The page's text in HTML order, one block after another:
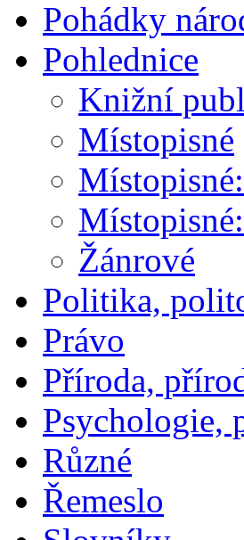
Pohádky
Pohlednice
Knižní
Místopisné
Žánrové
Politika,
Právo
Příroda,
Psychologie,
Různé
Řemeslo